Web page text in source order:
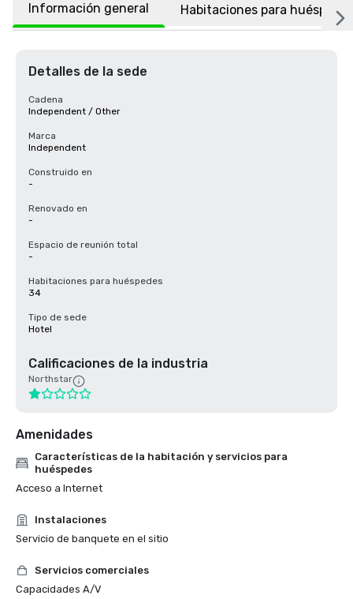
Información general Habitaciones para
Detalles de la sede
Cadena
Independent / Other
Marca
Independent
Construido en
-
Renovado en
-
Espacio de reunión total
-
Habitaciones para huéspedes
34
Tipo de sede
Hotel
Calificaciones de la industria
Northstar
Amenidades
Características de la habitación y servicios para
huéspedes
Acceso a Internet
Instalaciones
Servicio de banquete en el sitio
Servicios comerciales
Capacidades A/V